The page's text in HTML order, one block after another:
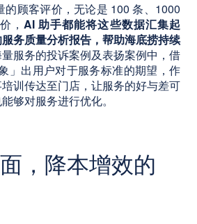
的顾客评价，无论是 100 条、1000
， AI 助手都能将这些数据汇集起
务质量分析报告，帮助海底捞持续
服务的投诉案例及表扬案例中，借
」出用户对于服务标准的期望，作
训传达至门店，让服务的好与差可
够对服务进行优化。
，降本增效的